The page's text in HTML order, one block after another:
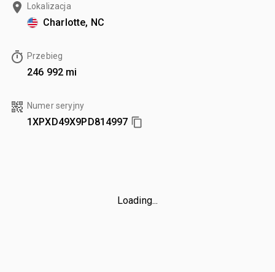
Lokalizacja
Charlotte, NC
Przebieg
246 992 mi
Numer seryjny
1XPXD49X9PD814997
Loading...